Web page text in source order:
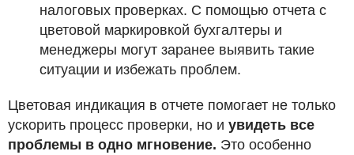
налоговых проверках. С помощью отчета с
цветовой маркировкой бухгалтеры и
менеджеры могут заранее выявить такие
ситуации и избежать проблем.
Цветовая индикация в отчете помогает не только
ускорить процесс проверки, но и увидеть все
проблемы в одно мгновение. Это особенно